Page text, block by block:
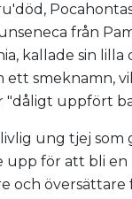
från
kallade sin
ett smeknamn,
"dåligt uppfört
ung tjej som
upp för att bli en
och översättare